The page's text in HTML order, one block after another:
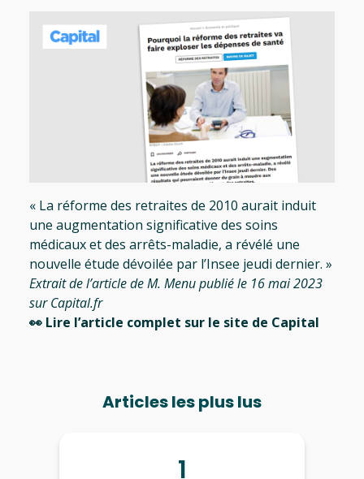
« La réforme des retraites de 2010 aurait induit
une augmentation significative des soins
médicaux et des arrêts-maladie, a révélé une
nouvelle étude dévoilée par l’Insee jeudi dernier. »
Extrait de l’article de M. Menu publié le 16 mai 2023
sur Capital.fr
👀 Lire l’article complet sur le site de Capital
Articles les plus lus
1